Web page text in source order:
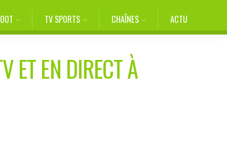
TV SPORTS CHAÎNES ACTU
ET EN DIRECT À